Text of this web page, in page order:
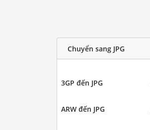
Chuyển sang JPG
3GP đến JPG
ARW đến JPG